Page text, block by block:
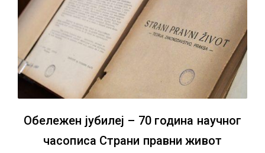
Обележен јубилеј – 70 година научног
часописа Страни правни живот